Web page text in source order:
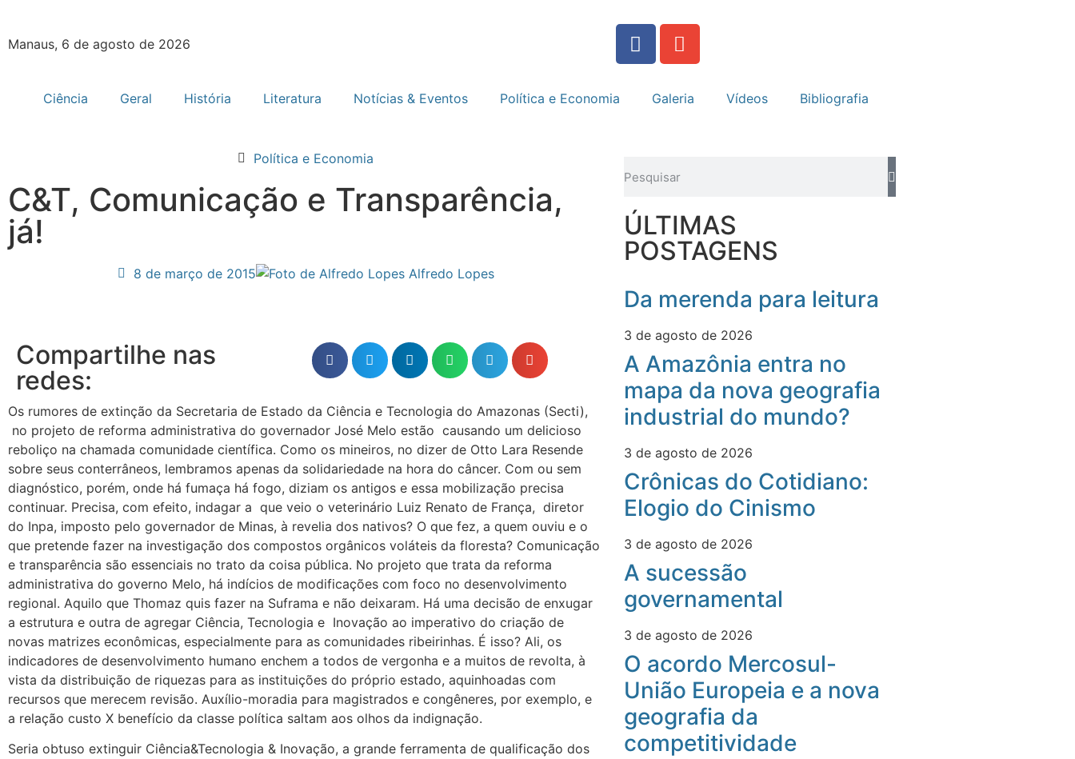
Manaus, 6 de agosto de 2026
Ciência Geral História Literatura Notícias & Eventos Política e Economia Galeria Vídeos Bibliografia
Política e Economia
C&T, Comunicação e Transparência,
já!
8 de março de 2015 Alfredo Lopes
Compartilhe nas
redes:
Os rumores de extinção da Secretaria de Estado da Ciência e Tecnologia do Amazonas (Secti),
no projeto de reforma administrativa do governador José Melo estão causando um delicioso
reboliço na chamada comunidade científica. Como os mineiros, no dizer de Otto Lara Resende
sobre seus conterrâneos, lembramos apenas da solidariedade na hora do câncer. Com ou sem
diagnóstico, porém, onde há fumaça há fogo, diziam os antigos e essa mobilização precisa
continuar. Precisa, com efeito, indagar a que veio o veterinário Luiz Renato de França, diretor
do Inpa, imposto pelo governador de Minas, à revelia dos nativos? O que fez, a quem ouviu e o
que pretende fazer na investigação dos compostos orgânicos voláteis da floresta? Comunicação
e transparência são essenciais no trato da coisa pública. No projeto que trata da reforma
administrativa do governo Melo, há indícios de modificações com foco no desenvolvimento
regional. Aquilo que Thomaz quis fazer na Suframa e não deixaram. Há uma decisão de enxugar
a estrutura e outra de agregar Ciência, Tecnologia e Inovação ao imperativo do criação de
novas matrizes econômicas, especialmente para as comunidades ribeirinhas. É isso? Ali, os
indicadores de desenvolvimento humano enchem a todos de vergonha e a muitos de revolta, à
vista da distribuição de riquezas para as instituições do próprio estado, aquinhoadas com
recursos que merecem revisão. Auxílio-moradia para magistrados e congêneres, por exemplo, e
a relação custo X benefício da classe política saltam aos olhos da indignação.
Seria obtuso extinguir Ciência&Tecnologia & Inovação, a grande ferramenta de qualificação dos
ÚLTIMAS
POSTAGENS
Da merenda para leitura
3 de agosto de 2026
A Amazônia entra no
mapa da nova geografia
industrial do mundo?
3 de agosto de 2026
Crônicas do Cotidiano:
Elogio do Cinismo
3 de agosto de 2026
A sucessão
governamental
3 de agosto de 2026
O acordo Mercosul-
União Europeia e a nova
geografia da
competitividade